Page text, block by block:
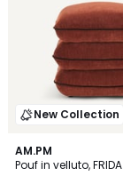
New Collection
AM.PM
Pouf in velluto, FRIDA